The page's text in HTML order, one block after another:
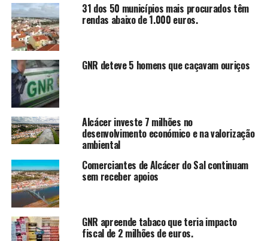
31 dos 50 municípios mais procurados têm
rendas abaixo de 1.000 euros.
GNR deteve 5 homens que caçavam ouriços
Alcácer investe 7 milhões no
desenvolvimento económico e na valorização
ambiental
Comerciantes de Alcácer do Sal continuam
sem receber apoios
GNR apreende tabaco que teria impacto
fiscal de 2 milhões de euros.